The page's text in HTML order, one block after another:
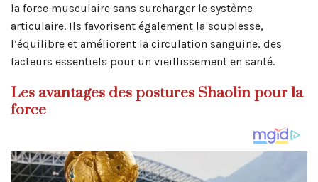
la force musculaire sans surcharger le système
articulaire. Ils favorisent également la souplesse,
l’équilibre et améliorent la circulation sanguine, des
facteurs essentiels pour un vieillissement en santé.
Les avantages des postures Shaolin pour la
force